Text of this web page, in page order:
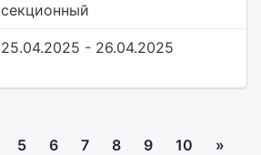
секционный
25.04.2025 - 26.04.2025
5 6 7 8 9 10 »